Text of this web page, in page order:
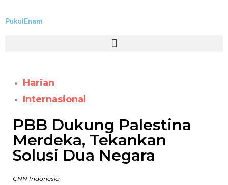
PukulEnam
Harian
Internasional
PBB Dukung Palestina
Merdeka, Tekankan
Solusi Dua Negara
CNN Indonesia